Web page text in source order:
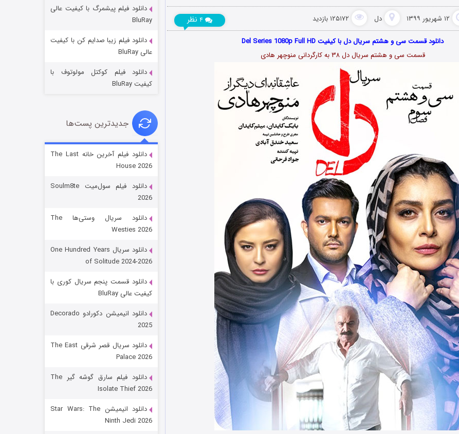
۱۲ شهریور ۱۳۹۹ دل ۱۲۵۱۷۲ بازدید ۴ نظر
دانلود قسمت سی و هشتم سریال دل با کیفیت Del Series 1080p Full HD
قسمت سی و هشتم سریال دل ۳۸ به کارگردانی منوچهر هادی
خاندان اژدها فصل ۳
قسمت
باب اسفنجی فصل ۱۷
قسمت
دانلود فیلم پیشمرگ با کیفیت عالی
BluRay
دانلود فیلم زیبا صدایم کن با کیفیت
عالی BluRay
دانلود فیلم کوکتل مولوتوف با
کیفیت BluRay
جدیدترین پست‌ها
دانلود فیلم آخرین خانه The Last
House 2026
دانلود فیلم سول‌میت Soulm8te
2026
دانلود سریال وستی‌ها The
Westies 2026
دانلود سریال One Hundred Years
of Solitude 2024-2026
دانلود قسمت پنجم سریال کوری با
کیفیت عالی BluRay
دانلود انیمیشن دکورادو Decorado
2025
دانلود سریال قصر شرقی The East
Palace 2026
دانلود فیلم سارق گوشه گیر The
Isolate Thief 2026
دانلود انیمیشن Star Wars: The
Ninth Jedi 2026